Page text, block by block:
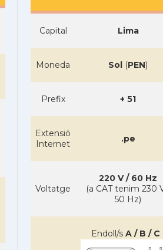
Capital Lima
Moneda Sol (PEN)
Prefix + 51
Extensió
Internet
.pe
Voltatge
220 V / 60 Hz
(a CAT tenim 230
50 Hz)
Endoll/s A / B / C